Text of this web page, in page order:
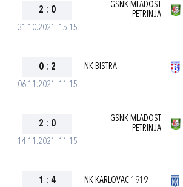
31.10.2021. 15:15
2 : 0
GSNK MLADOST
PETRINJA
06.11.2021. 11:15
0 : 2 NK BISTRA
14.11.2021. 11:15
2 : 0
GSNK MLADOST
PETRINJA
1 : 4 NK KARLOVAC 1919